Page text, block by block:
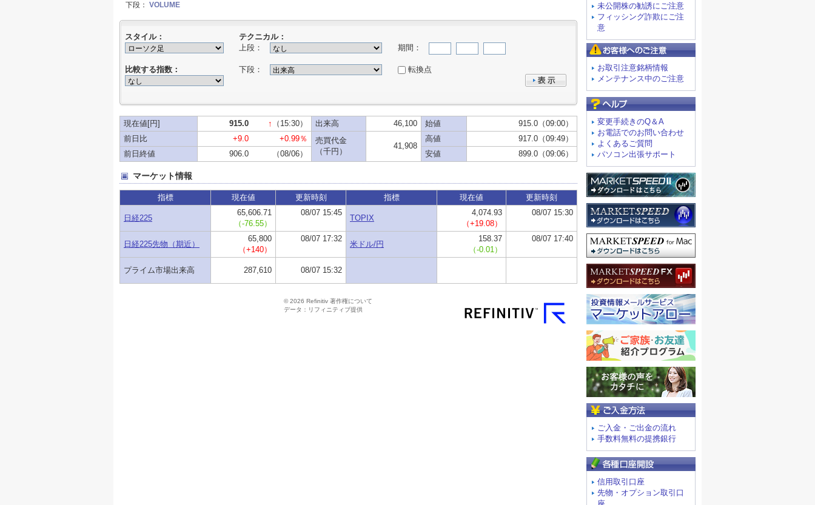
未公開株の勧誘にご注意
フィッシング詐欺にご注
意
お取引注意銘柄情報
メンテナンス中のご注意
変更手続きのQ＆A
お電話でのお問い合わせ
よくあるご質問
パソコン出張サポート
ご入金・ご出金の流れ
手数料無料の提携銀行
信用取引口座
先物・オプション取引口